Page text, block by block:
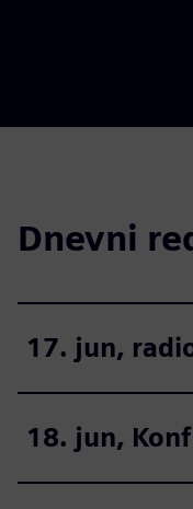
Dnevni
17. jun,
18. jun,